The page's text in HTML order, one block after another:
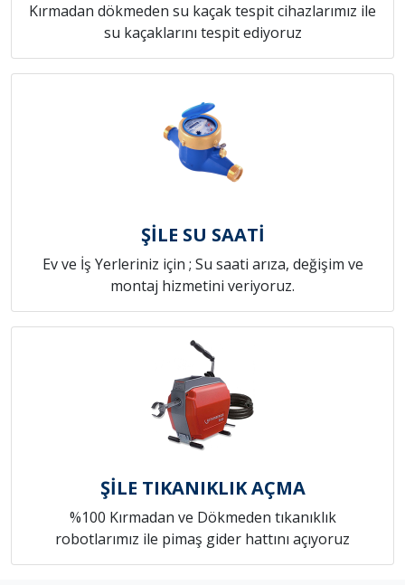
Kırmadan dökmeden su kaçak tespit cihazlarımız ile
su kaçaklarını tespit ediyoruz
ŞİLE SU SAATİ
Ev ve İş Yerleriniz için ; Su saati arıza, değişim ve
montaj hizmetini veriyoruz.
ŞİLE TIKANIKLIK AÇMA
%100 Kırmadan ve Dökmeden tıkanıklık
robotlarımız ile pimaş gider hattını açıyoruz